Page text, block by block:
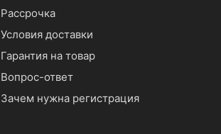
Рассрочка
Условия доставки
Гарантия на товар
Вопрос-ответ
Зачем нужна регистрация